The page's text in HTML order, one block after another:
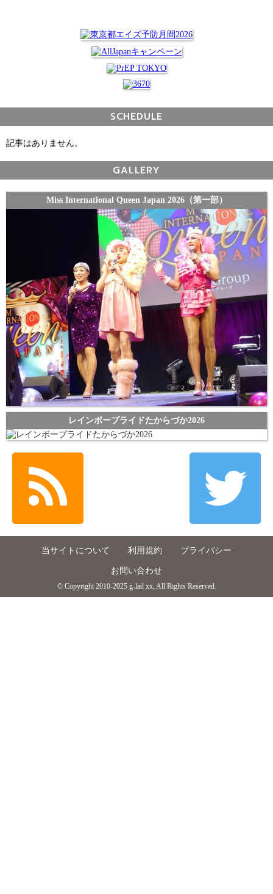
SCHEDULE
記事はありません。
GALLERY
Miss International Queen Japan 2026（第一部）
レインボープライドたからづか2026
当サイトについて 利用規約 プライバシー
お問い合わせ
© Copyright 2010-2025 g-lad xx, All Rights Reserved.